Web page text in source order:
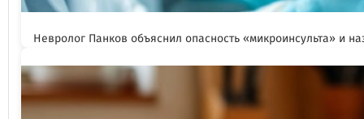
Невролог Панков объяснил опасность «микроинсульта» и